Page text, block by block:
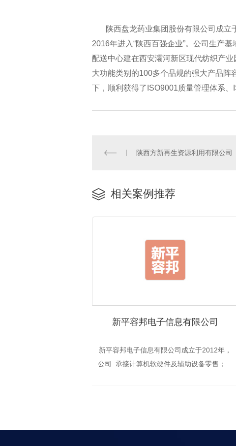
陕西盘龙药业集团股份有限公司成立于
2016年进入“陕西百强企业”。公司生产
配送中心建在西安灞河新区现代纺织产
大功能类别的100多个品规的强大产品阵
下，顺利获得了ISO9001质量管理体系
陕西方新再生资源利用有限公司
相关案例推荐
新平容邦电子信息有限公司
新平容邦电子信息有限公司成立于2012年，
公司..承接计算机软硬件及辅助设备零售；软